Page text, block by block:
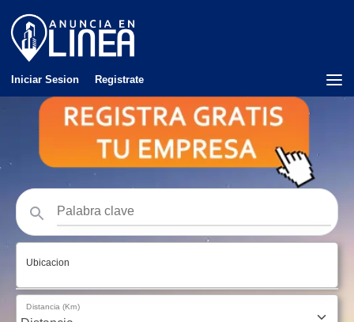
Iniciar Sesion Registrate
Ubicacion
Distancia (Km)